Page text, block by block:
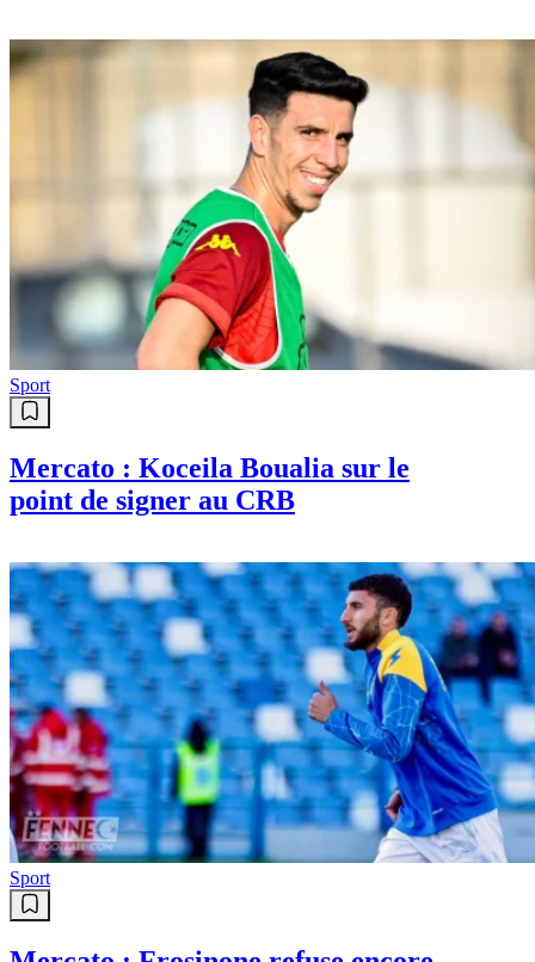
Sport
Mercato : Koceila Boualia sur le
point de signer au CRB
Sport